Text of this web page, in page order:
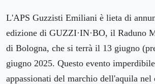
L'APS Guzzisti Emiliani è lieta di
edizione di GUZZI·IN·BO, il Raduno
di Bologna, che si terrà il 13 giugno
giugno 2025. Questo evento
appassionati del marchio dell'aquila nel